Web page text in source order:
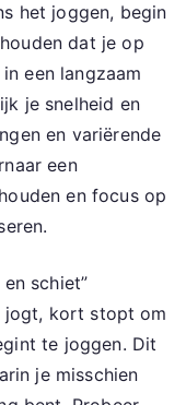
het joggen, begin
dat je op
een langzaam
je snelheid en
en variërende
een
en focus op
schiet”
jogt, kort stopt om
te joggen. Dit
je misschien